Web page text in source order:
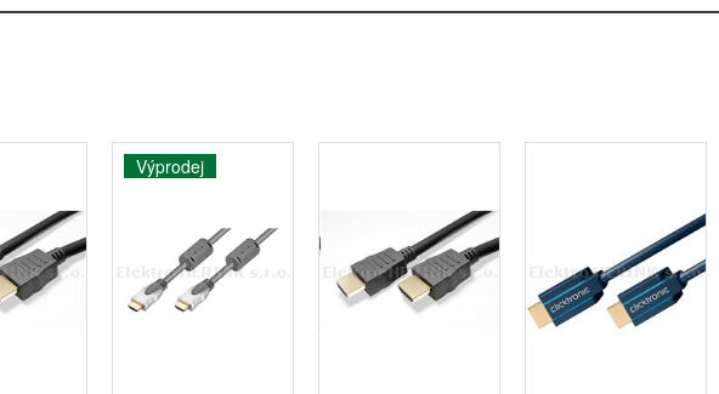
Výprodej